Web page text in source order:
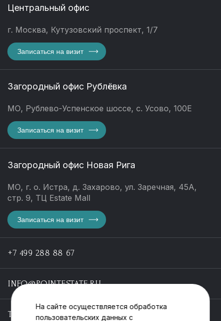
Центральный офис
г. Москва, Кутузовский проспект, 1/7
Записаться на визит
Загородный офис Рублёвка
МО, Рублево-Успенское шоссе, с. Усово, 100Е
Записаться на визит
Загородный офис Новая Рига
МО, г. о. Истра, д. Захарово, ул. Заречная, 45А,
стр. 9, ТЦ Estate Mall
Записаться на визит
+7 499 288 88 67
INFO@POINTESTATE.RU
TELEGRAM
На сайте осуществляется обработка
пользовательских данных с